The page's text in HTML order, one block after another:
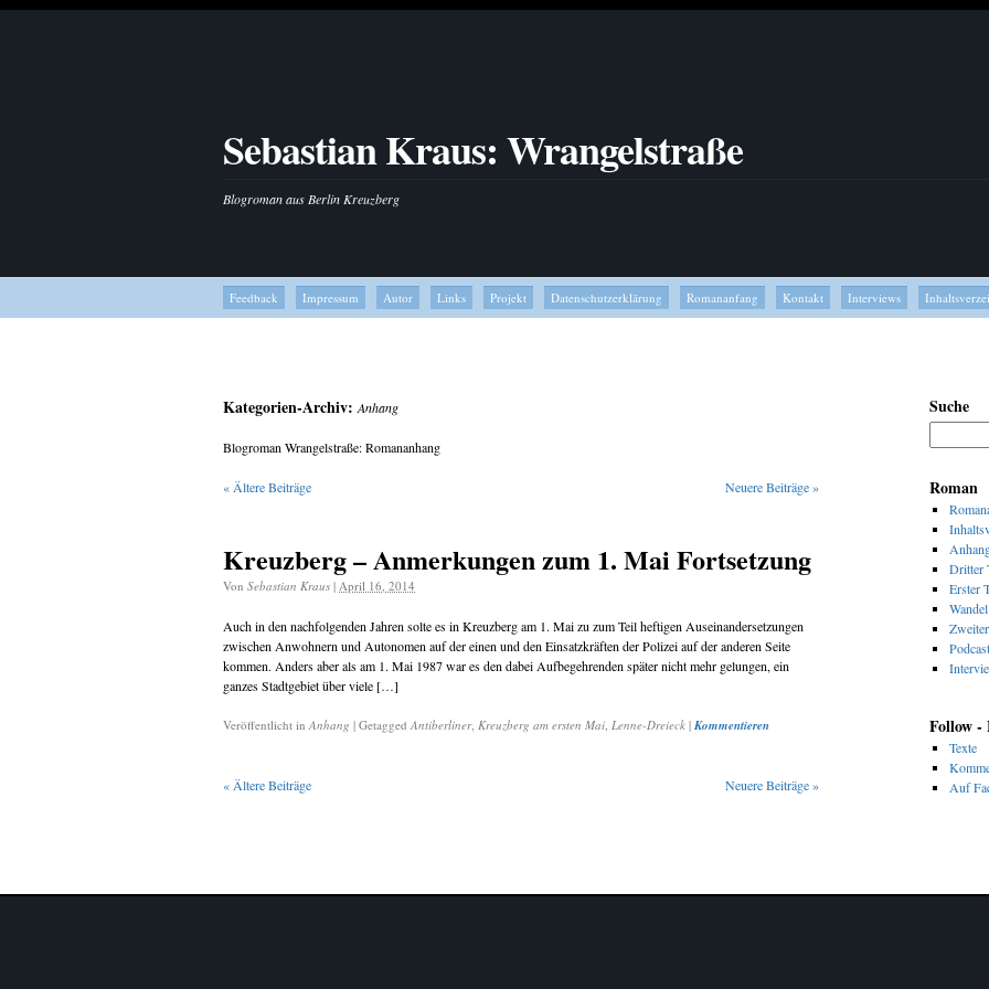
Sebastian Kraus: Wrangelstraße
Blogroman aus Berlin Kreuzberg
Feedback Impressum Autor Links Projekt Datenschutzerklärung Romananfang Kontakt Interviews
Kategorien-Archiv:Anhang
Blogroman Wrangelstraße: Romananhang
« Ältere Beiträge Neuere Beiträge»
Kreuzberg – Anmerkungen zum 1. Mai Fortsetzung
Von Sebastian Kraus | April 16, 2014
Auch in den nachfolgenden Jahren solte es in Kreuzberg am 1. Mai zu zum Teil heftigen Auseinandersetzungen
zwischen Anwohnern und Autonomen auf der einen und den Einsatzkräften der Polizei auf der anderen Seite
kommen. Anders aber als am 1. Mai 1987 war es den dabei Aufbegehrenden später nicht mehr gelungen, ein
ganzes Stadtgebiet über viele […]
Veröffentlicht inAnhang | GetaggedAntiberliner, Kreuzberg am ersten Mai, Lenne-Dreieck | Kommentieren
« Ältere Beiträge Neuere Beiträge»
Suche
Roman
Dritter
Erster
Podcast
Follow -
Texte
Auf